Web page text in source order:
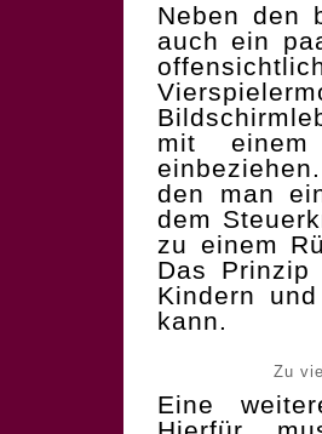
Neben den
auch ein
mit einem
den man
dem
zu einem
Das
Kindern
kann.
Zu
Eine